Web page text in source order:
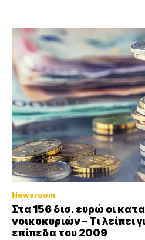
Newsroom
Στα 156 δισ. ευρώ οι
νοικοκυριών – Τι λείπει
επίπεδα του 2009